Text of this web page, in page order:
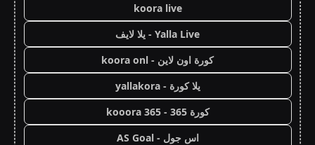
koora live
Yalla Live - يلا لايف
كورة اون لاين - koora onl
يلا كورة - yallakora
كورة 365 - kooora 365
اس جول - AS Goal